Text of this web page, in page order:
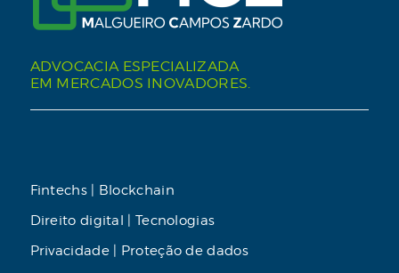
ADVOCACIA ESPECIALIZADA
EM MERCADOS INOVADORES.
Fintechs | Blockchain
Direito digital | Tecnologias
Privacidade | Proteção de dados